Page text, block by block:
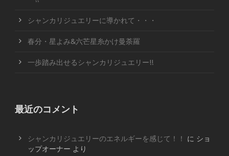
シャンカリジュエリーに導かれて・・・
春分・星よみ&六芒星糸かけ曼荼羅
一歩踏み出せるシャンカリジュエリー!!
最近のコメント
シャンカリジュエリーのエネルギーを感じて！！ に ショ
ップオーナー より